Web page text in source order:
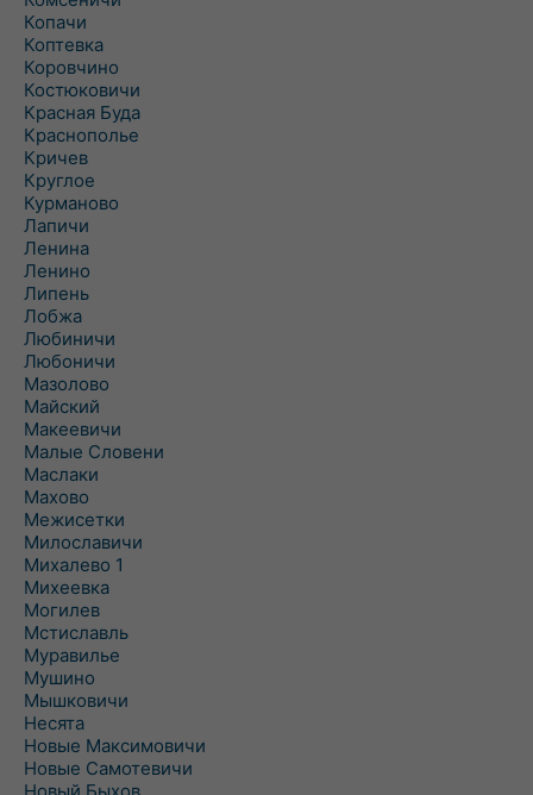
Копачи
Коптевка
Коровчино
Костюковичи
Красная Буда
Краснополье
Кричев
Круглое
Курманово
Лапичи
Ленина
Ленино
Липень
Лобжа
Любиничи
Любоничи
Мазолово
Майский
Макеевичи
Малые Словени
Маслаки
Махово
Межисетки
Милославичи
Михалево 1
Михеевка
Могилев
Мстиславль
Муравилье
Мушино
Мышковичи
Несята
Новые Максимовичи
Новые Самотевичи